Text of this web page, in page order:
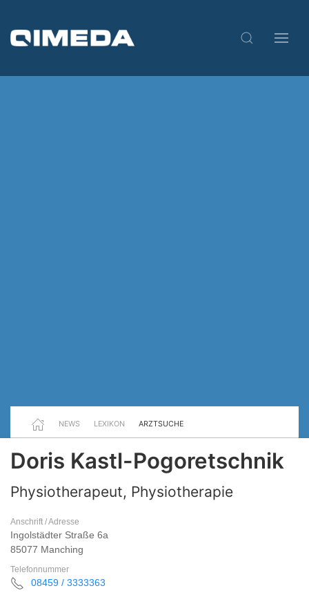
NEWS LEXIKON ARZTSUCHE
Doris Kastl-Pogoretschnik
Physiotherapeut, Physiotherapie
Anschrift / Adresse
Ingolstädter Straße 6a
85077 Manching
Telefonnummer
08459 / 3333363